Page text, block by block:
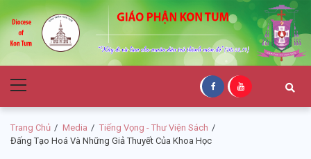
to
navigation
to
content
Giáo Phận Kon
Tum
Menu
Trang Chủ Media
Tiếng Vọng - Thư Viện Sách
Đấng Tạo Hoá Và Những Giả Thuyết Của Khoa Học